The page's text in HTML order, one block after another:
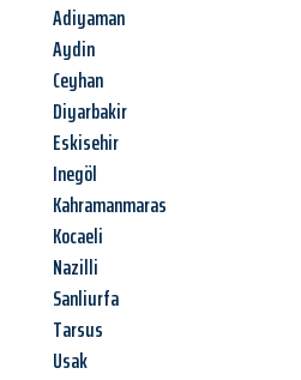
Adiyaman
Aydin
Ceyhan
Diyarbakir
Eskisehir
Inegöl
Kahramanmaras
Kocaeli
Nazilli
Sanliurfa
Tarsus
Usak